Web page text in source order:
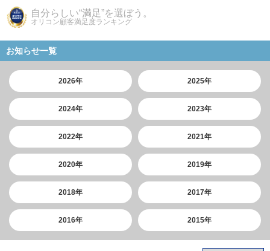
自分らしい“満足”を選ぼう。
オリコン顧客満足度ランキング
お知らせ一覧
2026年 2025年
2024年 2023年
2022年 2021年
2020年 2019年
2018年 2017年
2016年 2015年